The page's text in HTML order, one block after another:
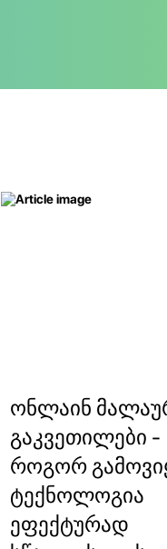
ონლაინ
გაკვეთილები -
როგორ
ტექნოლოგია
ეფექტურად